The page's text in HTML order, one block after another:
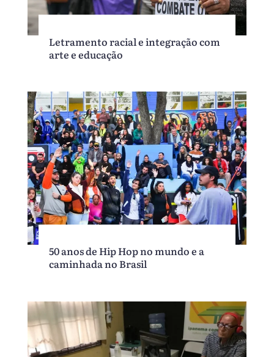
Letramento racial e integração com
arte e educação
50 anos de Hip Hop no mundo e a
caminhada no Brasil